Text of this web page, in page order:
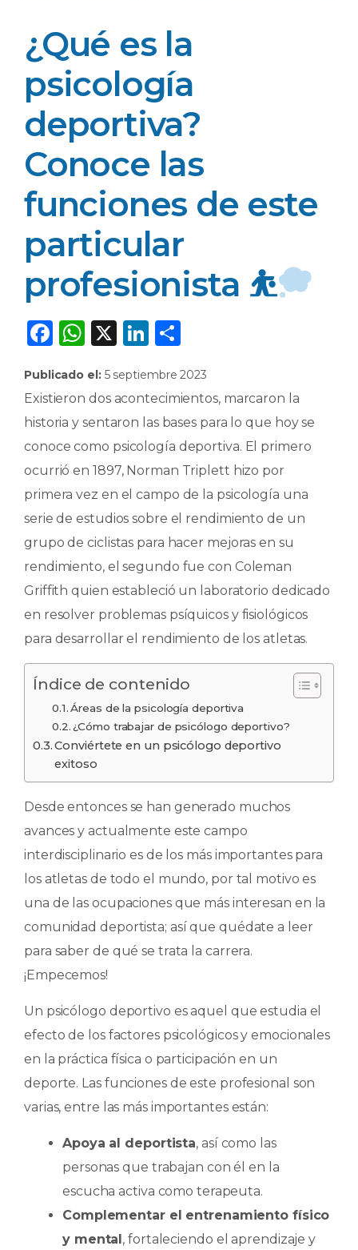
¿Qué es la
psicología
deportiva?
Conoce las
funciones de este
particular
profesionista ⛹
F
c
e
b
o
o
k
W
a
ts
A
p
p
X
Li
k
e
dI
n
m
p
ar
ti
r
Publicado el: 5 septiembre 2023
Existieron dos acontecimientos, marcaron la
historia y sentaron las bases para lo que hoy se
conoce como psicología deportiva. El primero
ocurrió en 1897, Norman Triplett hizo por
primera vez en el campo de la psicología una
serie de estudios sobre el rendimiento de un
grupo de ciclistas para hacer mejoras en su
rendimiento, el segundo fue con Coleman
Griffith quien estableció un laboratorio dedicado
en resolver problemas psíquicos y fisiológicos
para desarrollar el rendimiento de los atletas.
Índice de contenido
Áreas de la psicología deportiva
¿Cómo trabajar de psicólogo deportivo?
Conviértete en un psicólogo deportivo
exitoso
Desde entonces se han generado muchos
avances y actualmente este campo
interdisciplinario es de los más importantes para
los atletas de todo el mundo, por tal motivo es
una de las ocupaciones que más interesan en la
comunidad deportista; así que quédate a leer
para saber de qué se trata la carrera.
¡Empecemos!
Un psicólogo deportivo es aquel que estudia el
efecto de los factores psicológicos y emocionales
en la práctica física o participación en un
deporte. Las funciones de este profesional son
varias, entre las más importantes están:
Apoya al deportista, así como las
personas que trabajan con él en la
escucha activa como terapeuta.
Complementar el entrenamiento físico
y mental, fortaleciendo el aprendizaje y